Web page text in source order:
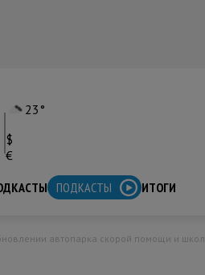
23°
$
€
ПОДКАСТЫ ИТОГИ
автопарка скорой помощи и школ